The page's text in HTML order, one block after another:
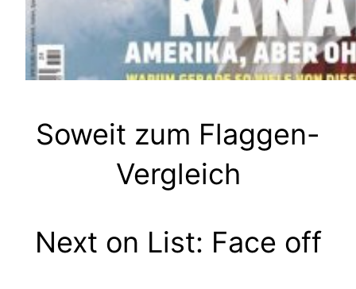
Soweit zum Flaggen-
Vergleich
Next on List: Face off